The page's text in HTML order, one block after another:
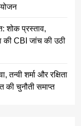
शोक प्रस्ताव,
की CBI जांच की उठी
तन्वी शर्मा और रक्षिता
की चुनौती समाप्त